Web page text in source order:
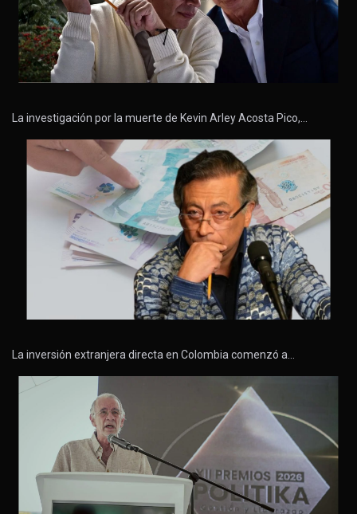
La investigación por la muerte de Kevin Arley Acosta Pico,…
La inversión extranjera directa en Colombia comenzó a…